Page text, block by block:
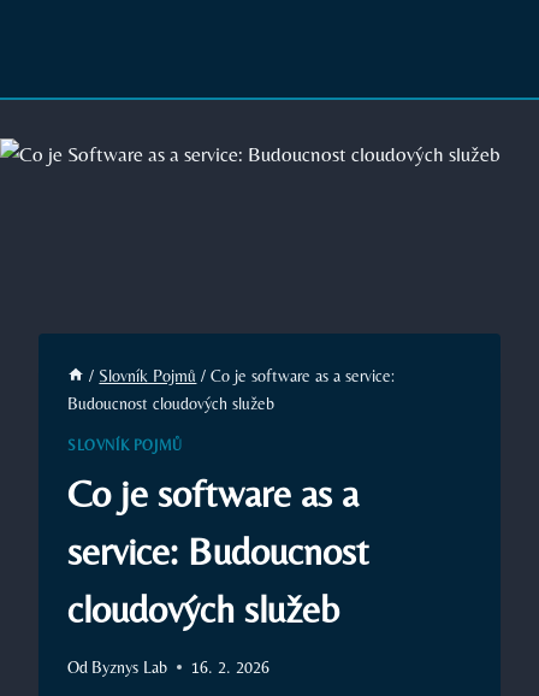
/ Slovník Pojmů / Co je software as a service:
Budoucnost cloudových služeb
SLOVNÍK POJMŮ
Co je software as a
service: Budoucnost
cloudových služeb
Od Byznys Lab 16. 2. 2026